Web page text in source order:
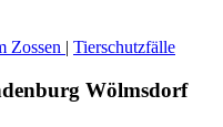
Zossen | Tierschutzfälle
Wölmsdorf